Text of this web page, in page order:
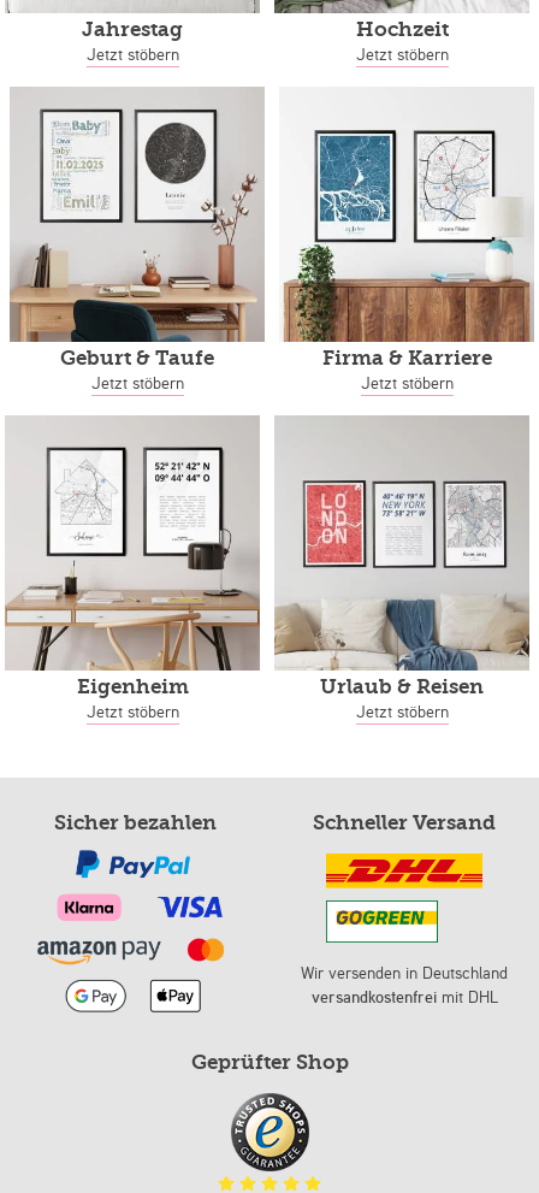
Jahrestag
Jetzt stöbern
Hochzeit
Jetzt stöbern
Geburt & Taufe
Jetzt stöbern
Firma & Karriere
Jetzt stöbern
Eigenheim
Jetzt stöbern
Urlaub & Reisen
Jetzt stöbern
Sicher bezahlen Schneller Versand
Wir versenden in Deutschland
versandkostenfreimit DHL
Geprüfter Shop